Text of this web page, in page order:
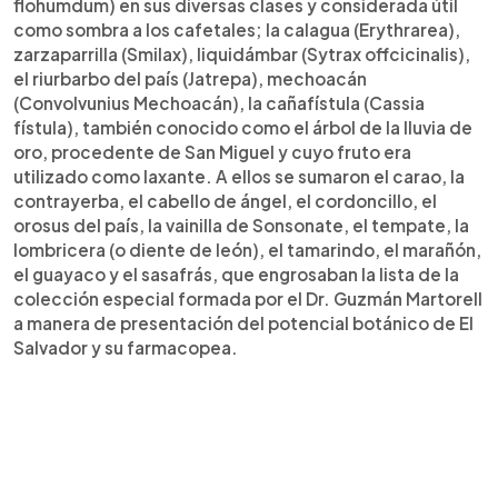
flohumdum) en sus diversas clases y considerada útil
como sombra a los cafetales; la calagua (Erythrarea),
zarzaparrilla (Smilax), liquidámbar (Sytrax offcicinalis),
el riurbarbo del país (Jatrepa), mechoacán
(Convolvunius Mechoacán), la cañafístula (Cassia
fístula), también conocido como el árbol de la lluvia de
oro, procedente de San Miguel y cuyo fruto era
utilizado como laxante. A ellos se sumaron el carao, la
contrayerba, el cabello de ángel, el cordoncillo, el
orosus del país, la vainilla de Sonsonate, el tempate, la
lombricera (o diente de león), el tamarindo, el marañón,
el guayaco y el sasafrás, que engrosaban la lista de la
colección especial formada por el Dr. Guzmán Martorell
a manera de presentación del potencial botánico de El
Salvador y su farmacopea.